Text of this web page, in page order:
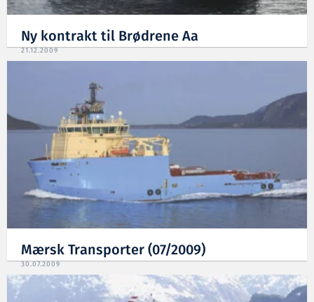
Ny kontrakt til Brødrene Aa
21.12.2009
Mærsk Transporter (07/2009)
30.07.2009